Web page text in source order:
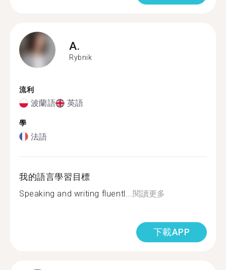
A.
Rybnik
流利
波蘭語 英語
學
法語
我的語言學習目標
Speaking and writing fluentl... 閱讀更多
下載APP